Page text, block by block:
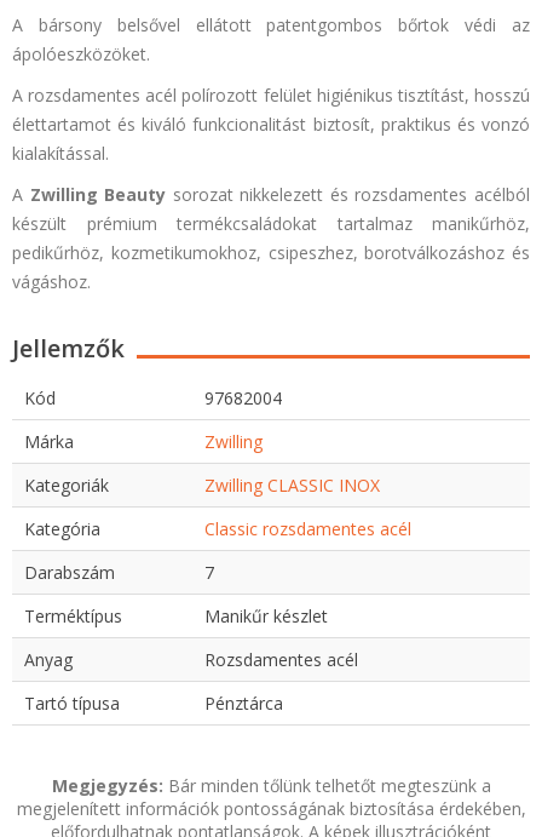
A bársony belsővel ellátott patentgombos bőrtok védi az
ápolóeszközöket.
A rozsdamentes acél polírozott felület higiénikus tisztítást, hosszú
élettartamot és kiváló funkcionalitást biztosít, praktikus és vonzó
kialakítással.
A Zwilling Beauty sorozat nikkelezett és rozsdamentes acélból
készült prémium termékcsaládokat tartalmaz manikűrhöz,
pedikűrhöz, kozmetikumokhoz, csipeszhez, borotválkozáshoz és
vágáshoz.
Jellemzők
Kód
97682004
Márka
Zwilling
Kategoriák
Zwilling CLASSIC INOX
Kategória
Classic rozsdamentes acél
Darabszám
7
Terméktípus
Manikűr készlet
Anyag
Rozsdamentes acél
Tartó típusa
Pénztárca
Megjegyzés: Bár minden tőlünk telhetőt megteszünk a
megjelenített információk pontosságának biztosítása érdekében,
előfordulhatnak pontatlanságok. A képek illusztrációként